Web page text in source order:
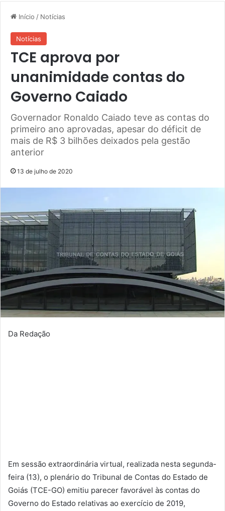
Início / Notícias
Notícias
TCE aprova por
unanimidade contas do
Governo Caiado
Governador Ronaldo Caiado teve as contas do
primeiro ano aprovadas, apesar do déficit de
mais de R$ 3 bilhões deixados pela gestão
anterior
13 de julho de 2020
Da Redação
Em sessão extraordinária virtual, realizada nesta segunda-
feira (13), o plenário do Tribunal de Contas do Estado de
Goiás (TCE-GO) emitiu parecer favorável às contas do
Governo do Estado relativas ao exercício de 2019,